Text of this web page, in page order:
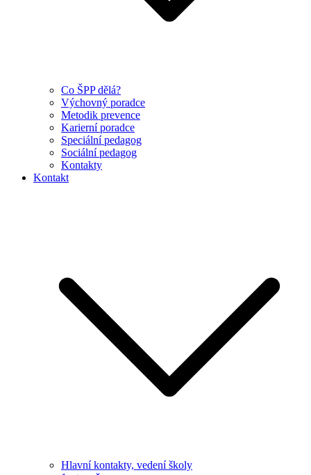
Co ŠPP dělá?
Výchovný poradce
Metodik prevence
Karierní poradce
Speciální pedagog
Sociální pedagog
Kontakty
Kontakt
Hlavní kontakty, vedení školy